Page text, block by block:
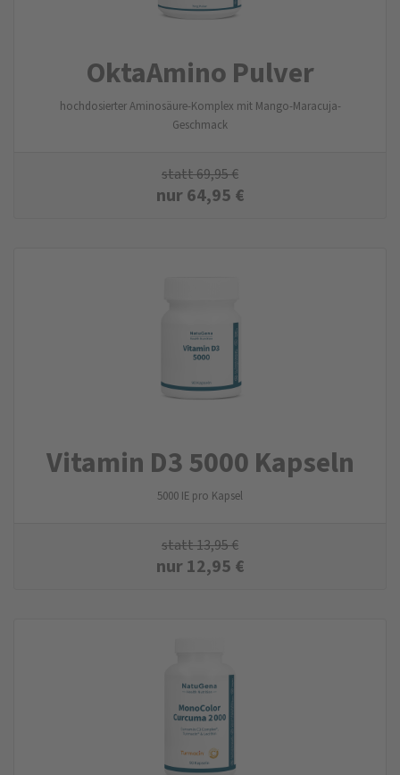
OktaAmino Pulver
hochdosierter Aminosäure-Komplex mit Mango-Maracuja-
Geschmack
statt69,95€
nur64,95 €
Vitamin D3 5000 Kapseln
5000 IE pro Kapsel
statt13,95€
nur12,95 €